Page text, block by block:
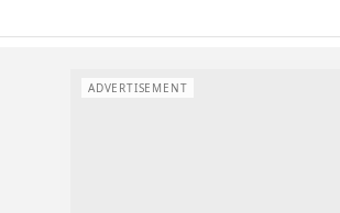
ADVERTISEMENT